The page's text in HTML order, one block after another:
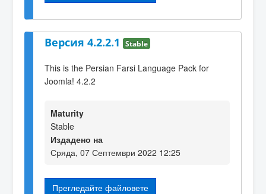
Версия 4.2.2.1 Stable
This is the Persian Farsi Language Pack for
Joomla! 4.2.2
Maturity
Stable
Издадено на
Сряда, 07 Септември 2022 12:25
Прегледайте файловете